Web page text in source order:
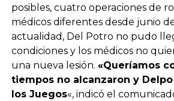
posibles, cuatro operaciones de
médicos diferentes desde junio
actualidad, Del Potro no pudo
condiciones y los médicos no
una nueva lesión. «Queríamos
tiempos no alcanzaron y
los Juegos«, indicó el